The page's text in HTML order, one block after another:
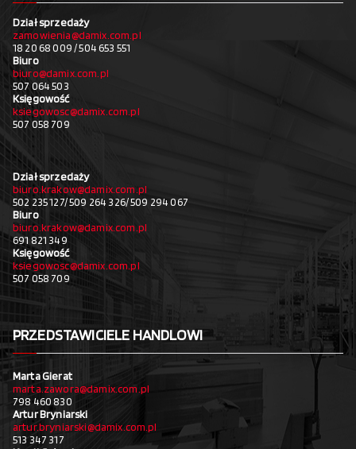
Dział sprzedaży
zamowienia@damix.com.pl
18 20 68 009 / 504 653 551
Biuro
biuro@damix.com.pl
507 064 503
Księgowość
ksiegowosc@damix.com.pl
507 058 709
Dział sprzedaży
biuro.krakow@damix.com.pl
502 235 127/ 509 264 326/ 509 294 067
Biuro
biuro.krakow@damix.com.pl
691 821 349
Księgowość
ksiegowosc@damix.com.pl
507 058 709
PRZEDSTAWICIELE HANDLOWI
Marta Gierat
marta.zawora@damix.com.pl
798 460 830
Artur Bryniarski
artur.bryniarski@damix.com.pl
513 347 317